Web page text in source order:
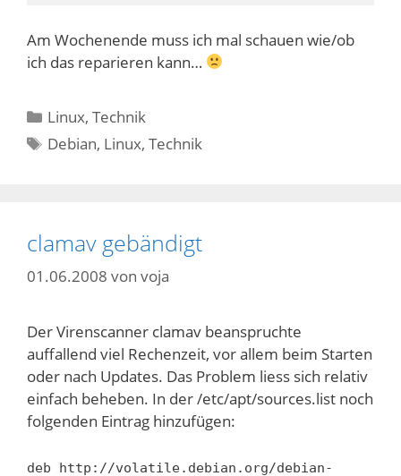
Am Wochenende muss ich mal schauen wie/ob
ich das reparieren kann…
Kategorien
Linux,Technik
Schlagwörter
Debian, Linux,Technik
clamav gebändigt
01.06.2008 von voja
Der Virenscanner clamav beanspruchte
auffallend viel Rechenzeit, vor allem beim Starten
oder nach Updates. Das Problem liess sich relativ
einfach beheben. In der /etc/apt/sources.list noch
folgenden Eintrag hinzufügen:
deb http://volatile.debian.org/debian-